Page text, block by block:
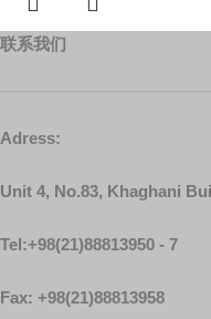
联系我们
Adress:
Unit 4, No.83, Khaghani
Tel:+98(21)88813950 - 7
Fax: +98(21)88813958